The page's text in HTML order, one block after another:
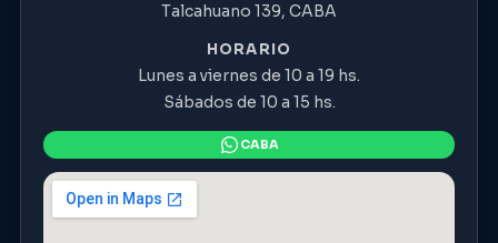
Talcahuano 139, CABA
HORARIO
Lunes a viernes de 10 a 19 hs.
Sábados de 10 a 15 hs.